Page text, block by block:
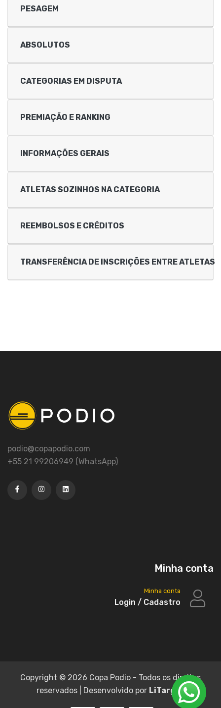
PESAGEM
ABSOLUTOS
CATEGORIAS EM DISPUTA
PREMIAÇÃO E RANKING
INFORMAÇÕES GERAIS
ATLETAS SOZINHOS NA CATEGORIA
REEMBOLSOS E CRÉDITOS
TRANSFERÊNCIA DE INSCRIÇÕES ENTRE ATLETAS
podio@copapodio.com
+55 21 99206949 (WhatsApp)
Minha conta
Minha conta
Login / Cadastro
Copyright © 2026 Copa Podio - Todos os direitos
reservados | Desenvolvido por LiTarget